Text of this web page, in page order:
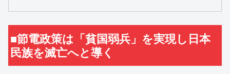
■節電政策は「貧国弱兵」を実現し日本
民族を滅亡へと導く